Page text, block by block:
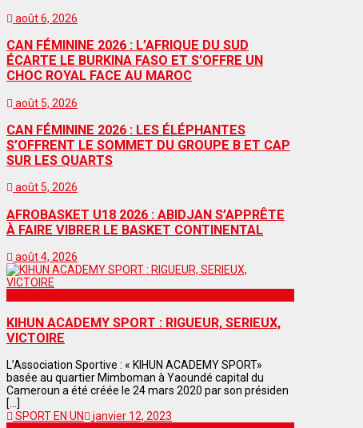
août 6, 2026
CAN FÉMININE 2026 : L’AFRIQUE DU SUD
ÉCARTE LE BURKINA FASO ET S’OFFRE UN
CHOC ROYAL FACE AU MAROC
août 5, 2026
CAN FÉMININE 2026 : LES ÉLÉPHANTES
S’OFFRENT LE SOMMET DU GROUPE B ET CAP
SUR LES QUARTS
août 5, 2026
AFROBASKET U18 2026 : ABIDJAN S’APPRÊTE
À FAIRE VIBRER LE BASKET CONTINENTAL
août 4, 2026
KIHUN ACADEMY SPORT : RIGUEUR, SERIEUX,
VICTOIRE
L’Association Sportive : « KIHUN ACADEMY SPORT»
basée au quartier Mimboman à Yaoundé capital du
Cameroun a été créée le 24 mars 2020 par son présiden
[...]
SPORT EN UN
janvier 12, 2023